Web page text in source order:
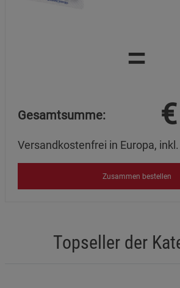
=
Gesamtsumme: €
Versandkostenfrei in Europa,
Zusammen bestellen
Topseller der
Marketing Cookies (3)